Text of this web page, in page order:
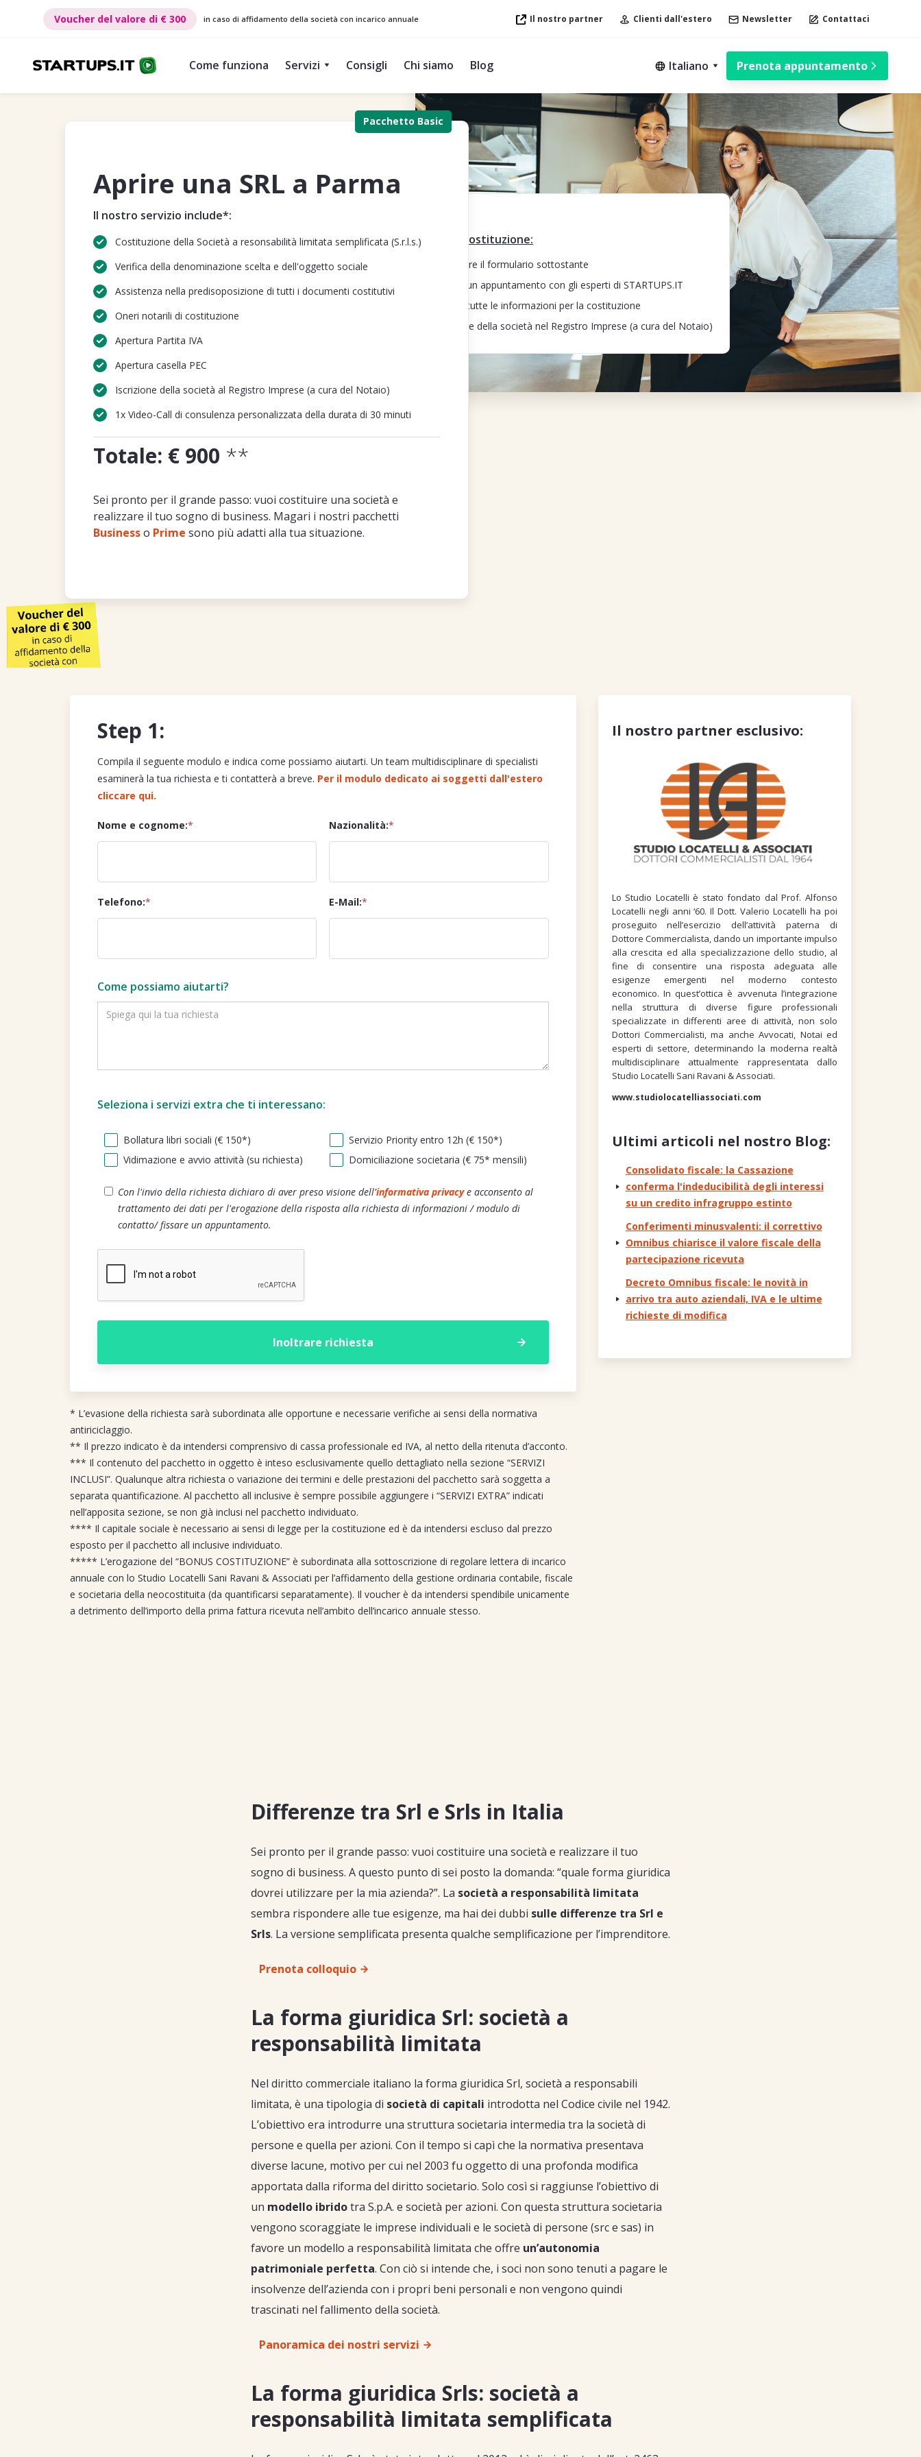
€ 300
Voucher del valore di € 300 in caso di affidamento della società con incarico annuale Il nostro partner Clienti dall'estero Newsletter Contattaci
Come funziona Servizi Consigli Chi siamo Blog Italiano Prenota appuntamento
Aprire una SRL a Parma
Il nostro servizio include*:
Costituzione della Società a resonsabilità limitata semplificata (S.r.l.s.)
Verifica della denominazione scelta e dell'oggetto sociale
Assistenza nella predisoposizione di tutti i documenti costitutivi
Oneri notarili di costituzione
Apertura Partita IVA
Apertura casella PEC
Iscrizione della società al Registro Imprese (a cura del Notaio)
1x Video-Call di consulenza personalizzata della durata di 30 minuti
Totale: € 900 **
Sei pronto per il grande passo: vuoi costituire una società e
realizzare il tuo sogno di business. Magari i nostri pacchetti
Businesso Prime sono più adatti alla tua situazione.
Pacchetto Basic
Processo di costituzione:
Step 1: Compilare il formulario sottostante
Step 2: Fissare un appuntamento con gli esperti di STARTUPS.IT
Step 3: Fornire tutte le informazioni per la costituzione
Step 4: Iscrizione della società nel Registro Imprese (a cura del Notaio)
Step 1:
Compila il seguente modulo e indica come possiamo aiutarti. Un team multidisciplinare di specialisti
esaminerà la tua richiesta e ti contatterà a breve. Per il modulo dedicato ai soggetti dall'estero
cliccare qui.
Nome e cognome:* Nazionalità:*
Telefono:* E-Mail:*
Come possiamo aiutarti?
Seleziona i servizi extra che ti interessano:
Bollatura libri sociali (€ 150*)
Vidimazione e avvio attività (su richiesta)
Servizio Priority entro 12h (€ 150*)
Domiciliazione societaria (€ 75* mensili)
Con l'invio della richiesta dichiaro di aver preso visione dell’informativa privacye acconsento al
trattamento dei dati per l'erogazione della risposta alla richiesta di informazioni / modulo di
contatto/ fissare un appuntamento.
* L’evasione della richiesta sarà subordinata alle opportune e necessarie verifiche ai sensi della normativa
antiriciclaggio.
** Il prezzo indicato è da intendersi comprensivo di cassa professionale ed IVA, al netto della ritenuta d’acconto.
*** Il contenuto del pacchetto in oggetto è inteso esclusivamente quello dettagliato nella sezione “SERVIZI
INCLUSI”. Qualunque altra richiesta o variazione dei termini e delle prestazioni del pacchetto sarà soggetta a
separata quantificazione. Al pacchetto all inclusive è sempre possibile aggiungere i “SERVIZI EXTRA” indicati
nell’apposita sezione, se non già inclusi nel pacchetto individuato.
**** Il capitale sociale è necessario ai sensi di legge per la costituzione ed è da intendersi escluso dal prezzo
esposto per il pacchetto all inclusive individuato.
***** L’erogazione del “BONUS COSTITUZIONE” è subordinata alla sottoscrizione di regolare lettera di incarico
annuale con lo Studio Locatelli Sani Ravani & Associati per l’affidamento della gestione ordinaria contabile, fiscale
e societaria della neocostituita (da quantificarsi separatamente). Il voucher è da intendersi spendibile unicamente
a detrimento dell’importo della prima fattura ricevuta nell’ambito dell’incarico annuale stesso.
Il nostro partner esclusivo:
Lo Studio Locatelli è stato fondato dal Prof. Alfonso
Locatelli negli anni ‘60. Il Dott. Valerio Locatelli ha poi
proseguito nell’esercizio dell’attività paterna di
Dottore Commercialista, dando un importante impulso
alla crescita ed alla specializzazione dello studio, al
fine di consentire una risposta adeguata alle
esigenze emergenti nel moderno contesto
economico. In quest’ottica è avvenuta l’integrazione
nella struttura di diverse figure professionali
specializzate in differenti aree di attività, non solo
Dottori Commercialisti, ma anche Avvocati, Notai ed
esperti di settore, determinando la moderna realtà
multidisciplinare attualmente rappresentata dallo
Studio Locatelli Sani Ravani & Associati.
www.studiolocatelliassociati.com
Ultimi articoli nel nostro Blog:
Consolidato fiscale: la Cassazione
conferma l'indeducibilità degli interessi
su un credito infragruppo estinto
Conferimenti minusvalenti: il correttivo
Omnibus chiarisce il valore fiscale della
partecipazione ricevuta
Decreto Omnibus fiscale: le novità in
arrivo tra auto aziendali, IVA e le ultime
richieste di modifica
Differenze tra Srl e Srls in Italia
Sei pronto per il grande passo: vuoi costituire una società e realizzare il tuo
sogno di business. A questo punto di sei posto la domanda: “quale forma giuridica
dovrei utilizzare per la mia azienda?”. La società a responsabilità limitata
sembra rispondere alle tue esigenze, ma hai dei dubbi sulle differenze tra Srl e
Srls. La versione semplificata presenta qualche semplificazione per l’imprenditore.
Prenota colloquio
La forma giuridica Srl: società a
responsabilità limitata
Nel diritto commerciale italiano la forma giuridica Srl, società a responsabili
limitata, è una tipologia di società di capitali introdotta nel Codice civile nel 1942.
L’obiettivo era introdurre una struttura societaria intermedia tra la società di
persone e quella per azioni. Con il tempo si capì che la normativa presentava
diverse lacune, motivo per cui nel 2003 fu oggetto di una profonda modifica
apportata dalla riforma del diritto societario. Solo così si raggiunse l’obiettivo di
un modello ibridotra S.p.A. e società per azioni. Con questa struttura societaria
vengono scoraggiate le imprese individuali e le società di persone (src e sas) in
favore un modello a responsabilità limitata che offre un’autonomia
patrimoniale perfetta. Con ciò si intende che, i soci non sono tenuti a pagare le
insolvenze dell’azienda con i propri beni personali e non vengono quindi
trascinati nel fallimento della società.
Panoramica dei nostri servizi
La forma giuridica Srls: società a
responsabilità limitata semplificata